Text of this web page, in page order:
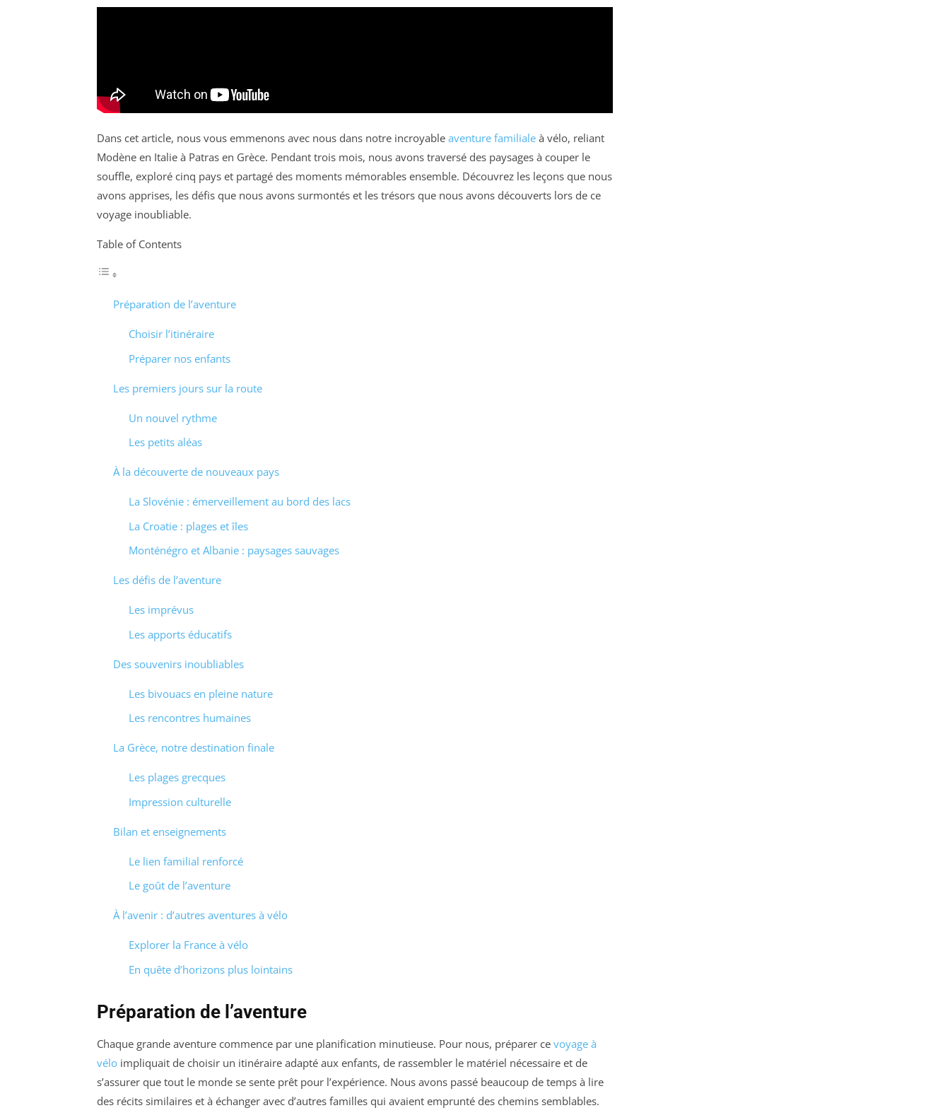
Dans cet article, nous vous emmenons avec nous dans notre incroyable aventure familiale à vélo, reliant
Modène en Italie à Patras en Grèce. Pendant trois mois, nous avons traversé des paysages à couper le
souffle, exploré cinq pays et partagé des moments mémorables ensemble. Découvrez les leçons que nous
avons apprises, les défis que nous avons surmontés et les trésors que nous avons découverts lors de ce
voyage inoubliable.
Table of Contents
Préparation de l’aventure
Choisir l’itinéraire
Préparer nos enfants
Les premiers jours sur la route
Un nouvel rythme
Les petits aléas
À la découverte de nouveaux pays
La Slovénie : émerveillement au bord des lacs
La Croatie : plages et îles
Monténégro et Albanie : paysages sauvages
Les défis de l’aventure
Les imprévus
Les apports éducatifs
Des souvenirs inoubliables
Les bivouacs en pleine nature
Les rencontres humaines
La Grèce, notre destination finale
Les plages grecques
Impression culturelle
Bilan et enseignements
Le lien familial renforcé
Le goût de l’aventure
À l’avenir : d’autres aventures à vélo
Explorer la France à vélo
En quête d’horizons plus lointains
Préparation de l’aventure
Chaque grande aventure commence par une planification minutieuse. Pour nous, préparer ce voyage à
vélo impliquait de choisir un itinéraire adapté aux enfants, de rassembler le matériel nécessaire et de
s’assurer que tout le monde se sente prêt pour l’expérience. Nous avons passé beaucoup de temps à lire
des récits similaires et à échanger avec d’autres familles qui avaient emprunté des chemins semblables.